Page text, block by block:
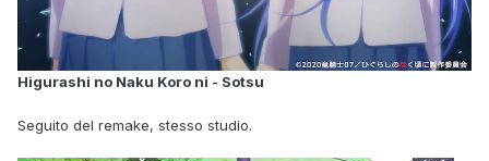
Higurashi no Naku Koro ni - Sotsu
Seguito del remake, stesso studio.